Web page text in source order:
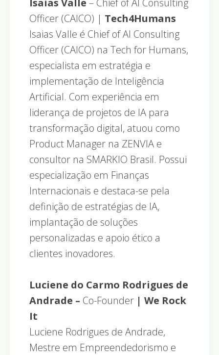
Officer (CAICO) | Tech4Humans
Isaias Valle é Chief of AI Consulting
Officer (CAICO) na Tech for Humans,
especialista em estratégia e
implementação de Inteligência
Artificial. Com experiência em
liderança de projetos de IA para
transformação digital, atuou como
Product Manager na ZENVIA e
consultor na SMARKIO Brasil. Possui
especialização em Finanças
Internacionais e destaca-se pela
definição de estratégias de IA,
implantação de soluções
personalizadas e apoio ético a
clientes inovadores.
Luciene do Carmo Rodrigues de
Andrade – Co-Founder | We Rock
It
Luciene Rodrigues de Andrade,
Mestre em Empreendedorismo e